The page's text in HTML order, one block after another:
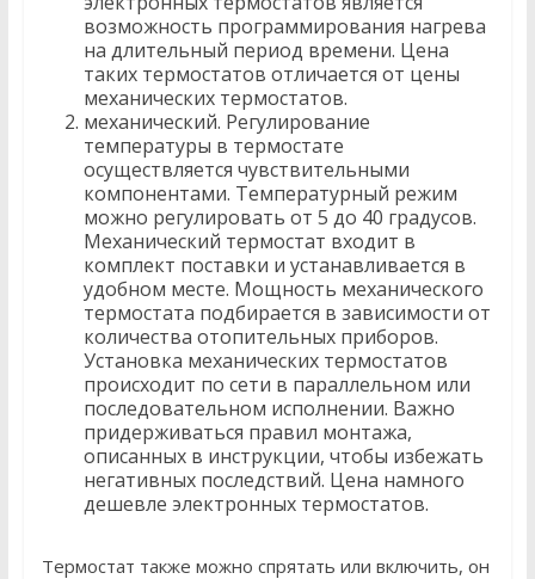
возможность программирования нагрева
на длительный период времени. Цена
таких термостатов отличается от цены
механических термостатов.
механический. Регулирование
температуры в термостате
осуществляется чувствительными
компонентами. Температурный режим
можно регулировать от 5 до 40 градусов.
Механический термостат входит в
комплект поставки и устанавливается в
удобном месте. Мощность механического
термостата подбирается в зависимости от
количества отопительных приборов.
Установка механических термостатов
происходит по сети в параллельном или
последовательном исполнении. Важно
придерживаться правил монтажа,
описанных в инструкции, чтобы избежать
негативных последствий. Цена намного
дешевле электронных термостатов.
Термостат также можно спрятать или включить, он